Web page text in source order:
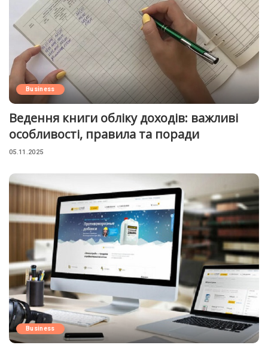
Business
Ведення книги обліку доходів: важливі
особливості, правила та поради
05.11.2025
Business